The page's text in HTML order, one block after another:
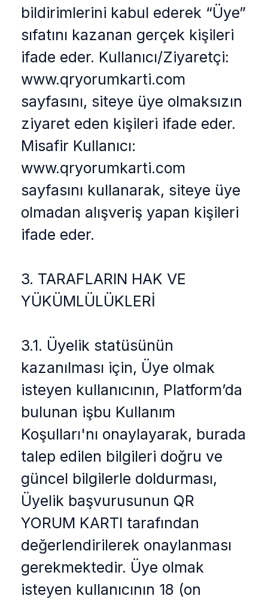
bildirimlerini kabul ederek “Üye”
sıfatını kazanan gerçek kişileri
ifade eder. Kullanıcı/Ziyaretçi:
www.qryorumkarti.com
sayfasını, siteye üye olmaksızın
ziyaret eden kişileri ifade eder.
Misafir Kullanıcı:
www.qryorumkarti.com
sayfasını kullanarak, siteye üye
olmadan alışveriş yapan kişileri
ifade eder.
3. TARAFLARIN HAK VE
YÜKÜMLÜLÜKLERİ
3.1. Üyelik statüsünün
kazanılması için, Üye olmak
isteyen kullanıcının, Platform’da
bulunan işbu Kullanım
Koşulları'nı onaylayarak, burada
talep edilen bilgileri doğru ve
güncel bilgilerle doldurması,
Üyelik başvurusunun QR
YORUM KARTI tarafından
değerlendirilerek onaylanması
gerekmektedir. Üye olmak
isteyen kullanıcının 18 (on